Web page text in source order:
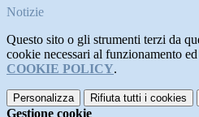
Notizie
Questo sito o gli strumenti terzi da
cookie necessari al funzionamento
COOKIE POLICY.
Personalizza Rifiuta tutti i cookies
Gestione cookie